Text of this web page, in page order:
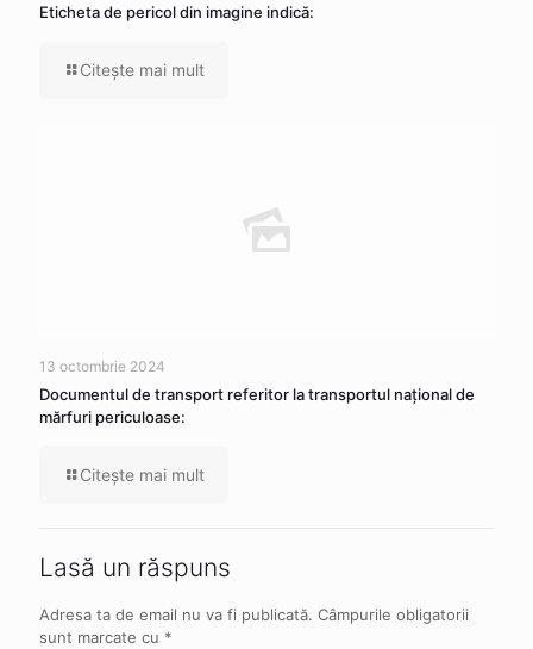
Eticheta de pericol din imagine indică:
Citeşte mai mult
13 octombrie 2024
Documentul de transport referitor la transportul naţional de
mărfuri periculoase:
Citeşte mai mult
Lasă un răspuns
Adresa ta de email nu va fi publicată. Câmpurile obligatorii
sunt marcate cu *